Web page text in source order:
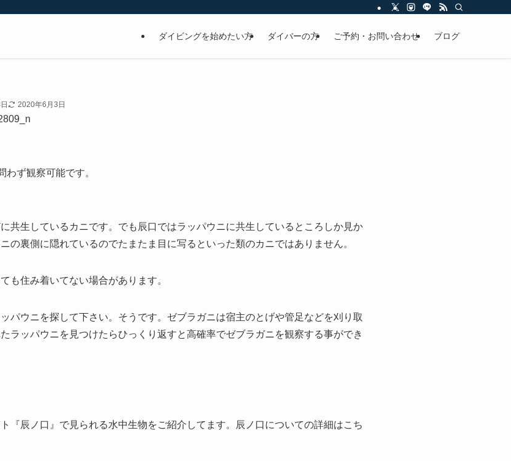
ダイビングを始めたい方 ダイバーの方 ご予約・お問い合わせ ブログ
2020年6月3日
ず観察可能です。
共生しているカニです。でも辰口ではラッパウニに共生しているところしか見か
の裏側に隠れているのでたまたま目に写るといった類のカニではありません。
も住み着いてない場合があります。
パウニを探して下さい。そうです。ゼブラガニは宿主のとげや管足などを刈り取
ラッパウニを見つけたらひっくり返すと高確率でゼブラガニを観察する事ができ
『辰ノ口』で見られる水中生物をご紹介してます。辰ノ口についての詳細はこち